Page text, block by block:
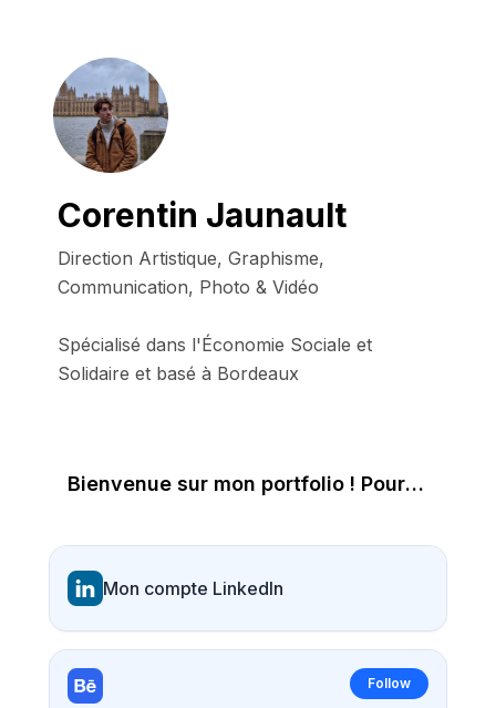
Corentin Jaunault
Direction Artistique, Graphisme,
Communication, Photo & Vidéo
Spécialisé dans l'Économie Sociale et
Solidaire et basé à Bordeaux
Mon compte LinkedIn
Bienvenue sur mon portfolio ! Pour me contacter veuillez m'écrire à crzsh.design@gmail.com
Follow